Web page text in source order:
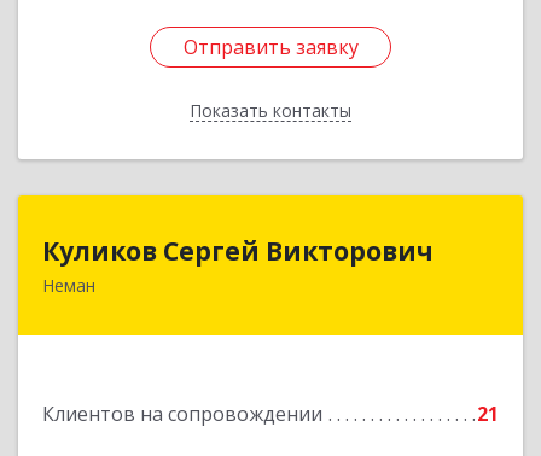
Отправить заявку
Показать контакты
Отправить заявку
Назад
Куликов Сергей Викторович
Неман
Клиентов на сопровождении 21
Куликов Сергей Викторович